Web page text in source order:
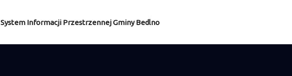
System Informacji Przestrzennej Gminy Bedlno